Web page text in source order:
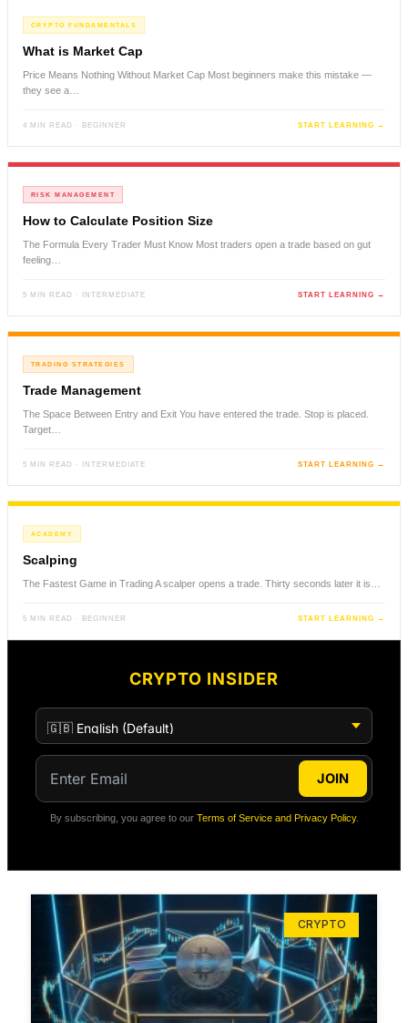
CRYPTO FUNDAMENTALS
What is Market Cap
Price Means Nothing Without Market Cap Most beginners make this mistake —
they see a…
4 MIN READ · BEGINNER START LEARNING →
RISK MANAGEMENT
How to Calculate Position Size
The Formula Every Trader Must Know Most traders open a trade based on gut
feeling…
5 MIN READ · INTERMEDIATE START LEARNING →
TRADING STRATEGIES
Trade Management
The Space Between Entry and Exit You have entered the trade. Stop is placed.
Target…
5 MIN READ · INTERMEDIATE START LEARNING →
ACADEMY
Scalping
The Fastest Game in Trading A scalper opens a trade. Thirty seconds later it is…
5 MIN READ · BEGINNER START LEARNING →
CRYPTO INSIDER
JOIN
By subscribing, you agree to our Terms of Service and Privacy Policy.
CRYPTO